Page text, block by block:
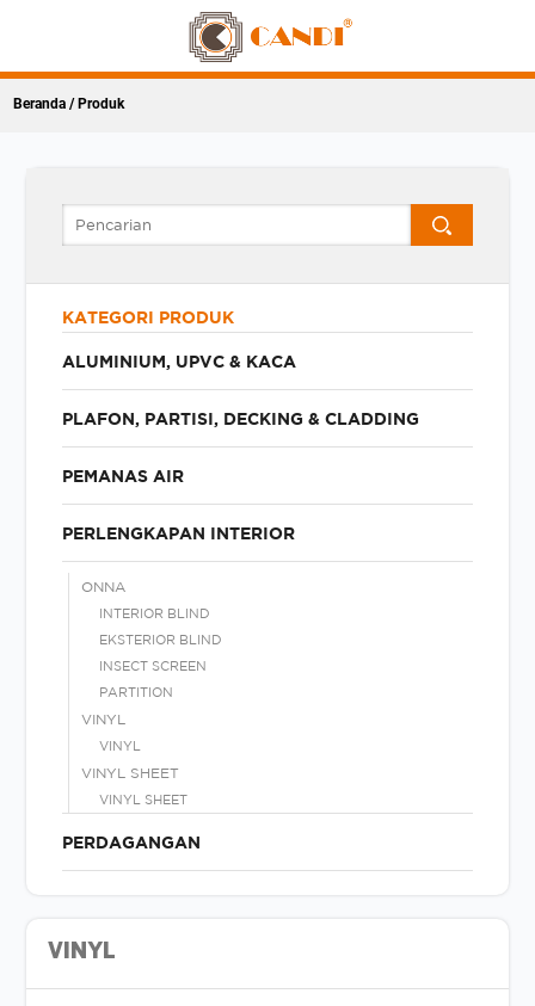
Beranda / Produk
KATEGORI PRODUK
ALUMINIUM, UPVC & KACA
PLAFON, PARTISI, DECKING & CLADDING
PEMANAS AIR
PERLENGKAPAN INTERIOR
ONNA
INTERIOR BLIND
EKSTERIOR BLIND
INSECT SCREEN
PARTITION
VINYL
VINYL
VINYL SHEET
VINYL SHEET
PERDAGANGAN
VINYL